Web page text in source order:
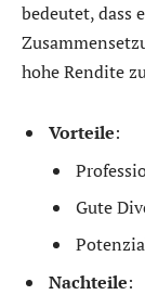
bedeutet, dass
hohe Rendite
Vorteile:
Gute
Nachteile: